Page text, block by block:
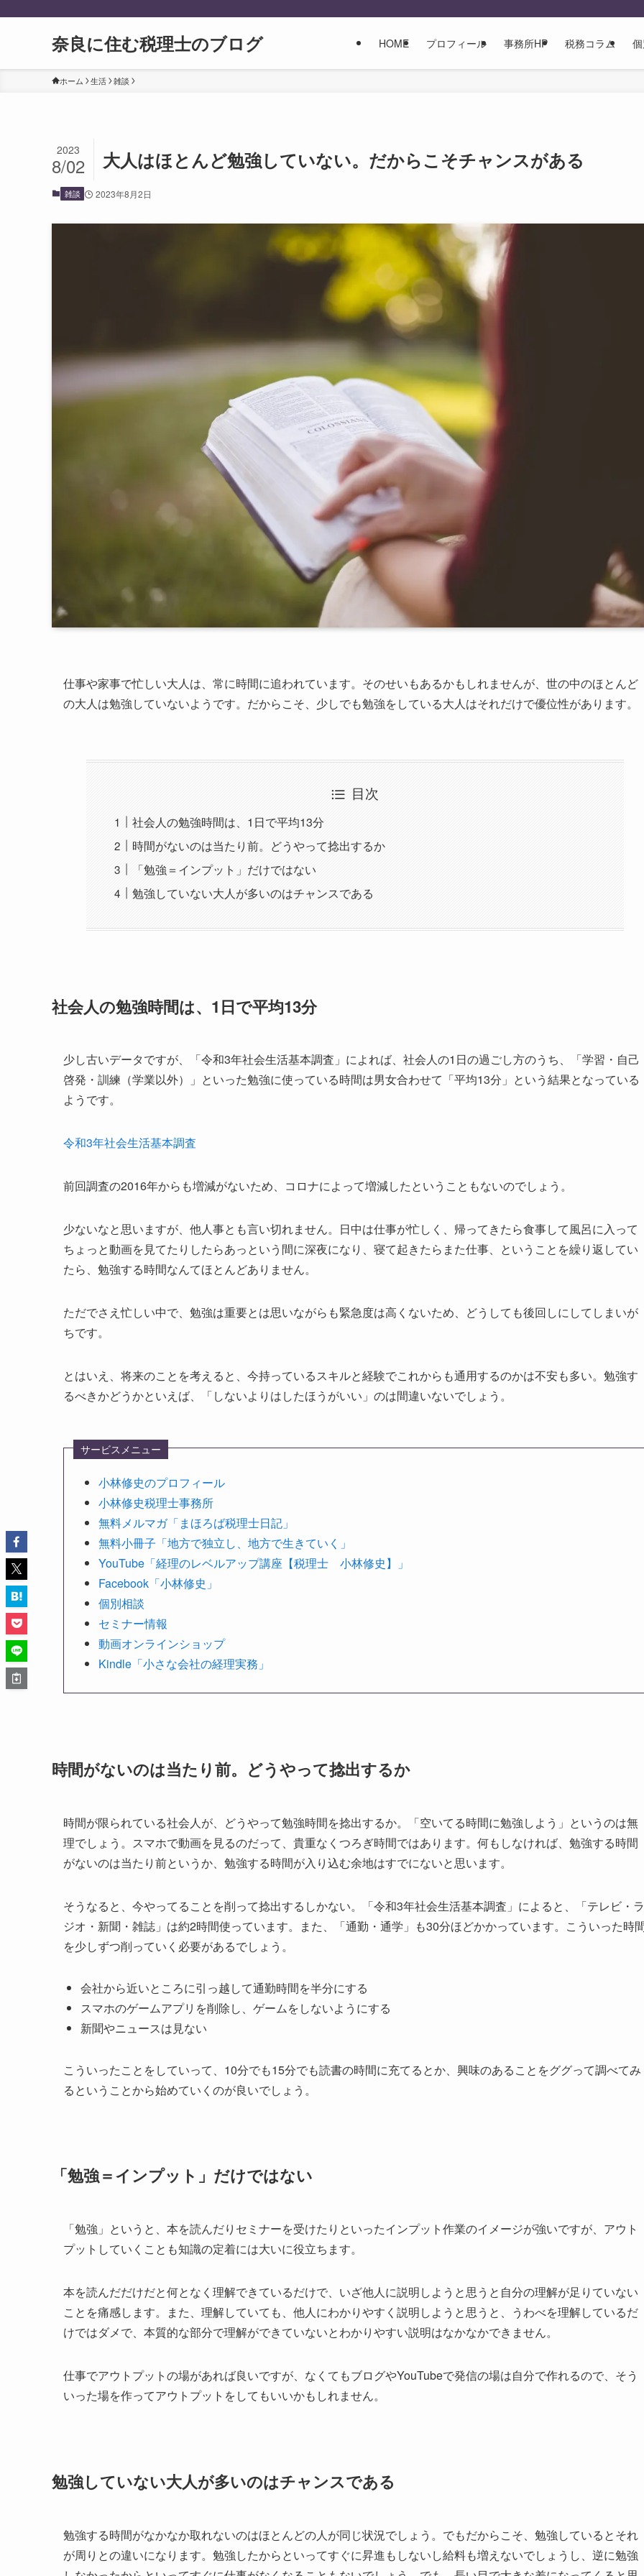
奈良に住む税理士のブログ HOME プロフィール 事務所HP 税務コラム
ホーム 生活 雑談
大人はほとんど勉強していない。だからこそチャンスがある
2023
8/02
雑談 2023年8月2日
仕事や家事で忙しい大人は、常に時間に追われています。そのせいもあるかもしれませんが、世の中のほとんど
の大人は勉強していないようです。だからこそ、少しでも勉強をしている大人はそれだけで優位性があります。
目次
社会人の勉強時間は、1日で平均13分
時間がないのは当たり前。どうやって捻出するか
「勉強＝インプット」だけではない
勉強していない大人が多いのはチャンスである
社会人の勉強時間は、1日で平均13分
少し古いデータですが、「令和3年社会生活基本調査」によれば、社会人の1日の過ごし方のうち、「学習・自己
啓発・訓練（学業以外）」といった勉強に使っている時間は男女合わせて「平均13分」という結果となっている
ようです。
令和3年社会生活基本調査
前回調査の2016年からも増減がないため、コロナによって増減したということもないのでしょう。
少ないなと思いますが、他人事とも言い切れません。日中は仕事が忙しく、帰ってきたら食事して風呂に入って
ちょっと動画を見てたりしたらあっという間に深夜になり、寝て起きたらまた仕事、ということを繰り返してい
たら、勉強する時間なんてほとんどありません。
ただでさえ忙しい中で、勉強は重要とは思いながらも緊急度は高くないため、どうしても後回しにしてしまいが
ちです。
とはいえ、将来のことを考えると、今持っているスキルと経験でこれからも通用するのかは不安も多い。勉強す
るべきかどうかといえば、「しないよりはしたほうがいい」のは間違いないでしょう。
サービスメニュー
小林修史のプロフィール
小林修史税理士事務所
無料メルマガ「まほろば税理士日記」
無料小冊子「地方で独立し、地方で生きていく」
YouTube「経理のレベルアップ講座【税理士 小林修史】」
Facebook「小林修史」
個別相談
セミナー情報
動画オンラインショップ
Kindle「小さな会社の経理実務」
時間がないのは当たり前。どうやって捻出するか
時間が限られている社会人が、どうやって勉強時間を捻出するか。「空いてる時間に勉強しよう」というのは無
理でしょう。スマホで動画を見るのだって、貴重なくつろぎ時間ではあります。何もしなければ、勉強する時間
がないのは当たり前というか、勉強する時間が入り込む余地はすでにないと思います。
そうなると、今やってることを削って捻出するしかない。「令和3年社会生活基本調査」によると、「テレビ・ラ
ジオ・新聞・雑誌」は約2時間使っています。また、「通勤・通学」も30分ほどかかっています。こういった時
を少しずつ削っていく必要があるでしょう。
会社から近いところに引っ越して通勤時間を半分にする
スマホのゲームアプリを削除し、ゲームをしないようにする
新聞やニュースは見ない
こういったことをしていって、10分でも15分でも読書の時間に充てるとか、興味のあることをググって調べてみ
るということから始めていくのが良いでしょう。
「勉強＝インプット」だけではない
「勉強」というと、本を読んだりセミナーを受けたりといったインプット作業のイメージが強いですが、アウト
プットしていくことも知識の定着には大いに役立ちます。
本を読んだだけだと何となく理解できているだけで、いざ他人に説明しようと思うと自分の理解が足りていない
ことを痛感します。また、理解していても、他人にわかりやすく説明しようと思うと、うわべを理解しているだ
けではダメで、本質的な部分で理解ができていないとわかりやすい説明はなかなかできません。
仕事でアウトプットの場があれば良いですが、なくてもブログやYouTubeで発信の場は自分で作れるので、そう
いった場を作ってアウトプットをしてもいいかもしれません。
勉強していない大人が多いのはチャンスである
勉強する時間がなかなか取れないのはほとんどの人が同じ状況でしょう。でもだからこそ、勉強しているとそれ
が周りとの違いになります。勉強したからといってすぐに昇進もしないし給料も増えないでしょうし、逆に勉強